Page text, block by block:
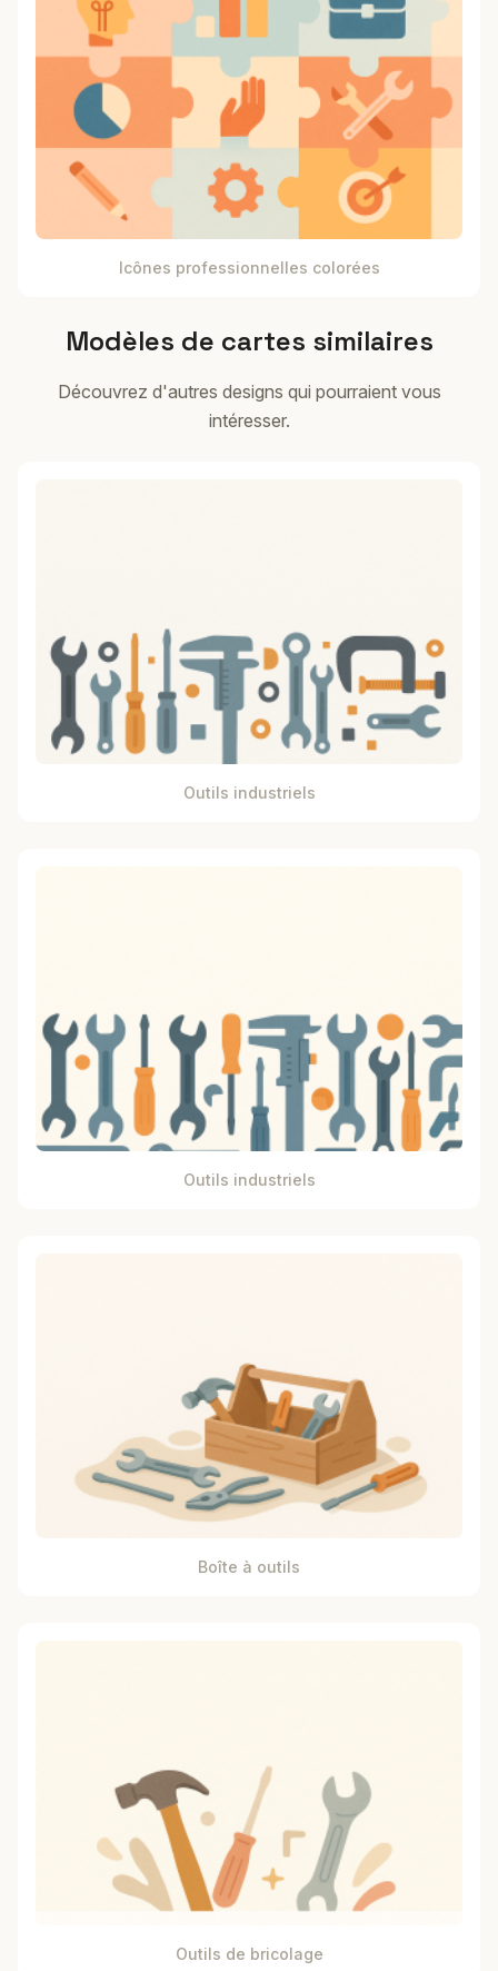
Icônes professionnelles colorées
Modèles de cartes similaires
Découvrez d'autres designs qui pourraient vous
intéresser.
Outils industriels
Outils industriels
Boîte à outils
Outils de bricolage